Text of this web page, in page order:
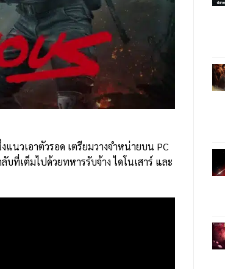
แนวเอาตัวรอด เตรียมวางจำหน่ายบน PC
ที่เต็มไปด้วยทหารรับจ้าง ไดโนเสาร์ และ